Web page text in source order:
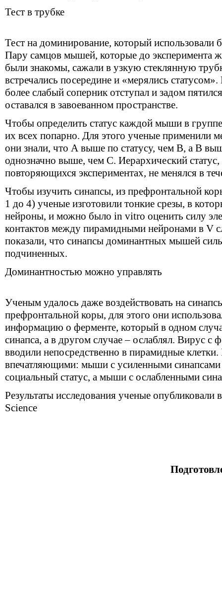
Тест в трубке
Тест на доминирование, который использовали
Пару самцов мышей, которые до эксперимента
были знакомы, сажали в узкую стеклянную
встречались посередине и «мерялись
более слабый соперник отступал и задом
оставался в завоеванном пространстве.
Чтобы определить статус каждой мыши в
их всех попарно. Для этого ученые применили
они знали, что А выше по статусу, чем В, а В
однозначно выше, чем С. Иерархический
повторяющихся экспериментах, не менялся в
Чтобы изучить синапсы, из префронтальной
1 до 4) ученые изготовили тонкие срезы, в
нейроны, и можно было in vitro оценить силу
контактов между пирамидными нейронами в V
показали, что синапсы доминантных мышей
подчиненных.
Доминантностью можно управлять
Ученым удалось даже воздействовать на
префронтальной коры, для этого они
информацию о ферменте, который в одном
синапса, а в другом случае – ослаблял. Вирус с
вводили непосредственно в пирамидные клетки.
впечатляющими: мыши с усиленными
социальный статус, а мыши с ослабленными
Результаты исследования ученые опубликовали
Science